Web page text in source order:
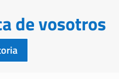
de vosotros